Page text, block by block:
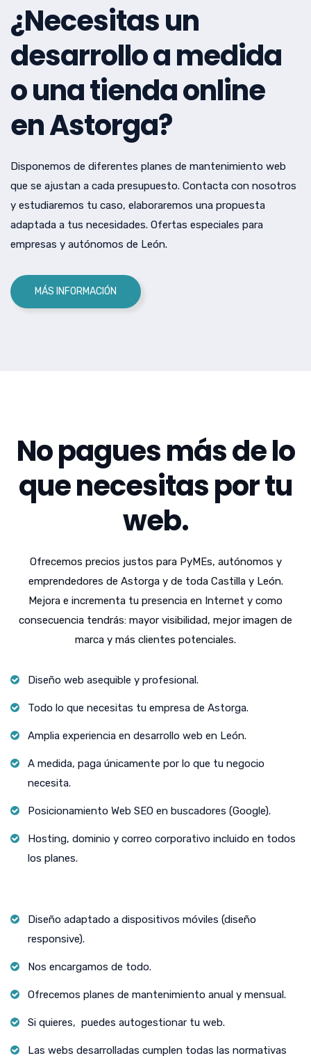
¿Necesitas un
desarrollo a medida
o una tienda online
en Astorga?
Disponemos de diferentes planes de mantenimiento web
que se ajustan a cada presupuesto. Contacta con nosotros
y estudiaremos tu caso, elaboraremos una propuesta
adaptada a tus necesidades. Ofertas especiales para
empresas y autónomos de León.
MÁS INFORMACIÓN
No pagues más de lo
que necesitas por tu
web.
Ofrecemos precios justos para PyMEs, autónomos y
emprendedores de Astorga y de toda Castilla y León.
Mejora e incrementa tu presencia en Internet y como
consecuencia tendrás: mayor visibilidad, mejor imagen de
marca y más clientes potenciales.
Diseño web asequible y profesional.
Todo lo que necesitas tu empresa de Astorga.
Amplia experiencia en desarrollo web en León.
A medida, paga únicamente por lo que tu negocio
necesita.
Posicionamiento Web SEO en buscadores (Google).
Hosting, dominio y correo corporativo incluido en todos
los planes.
Diseño adaptado a dispositivos móviles (diseño
responsive).
Nos encargamos de todo.
Ofrecemos planes de mantenimiento anual y mensual.
Si quieres, puedes autogestionar tu web.
Las webs desarrolladas cumplen todas las normativas